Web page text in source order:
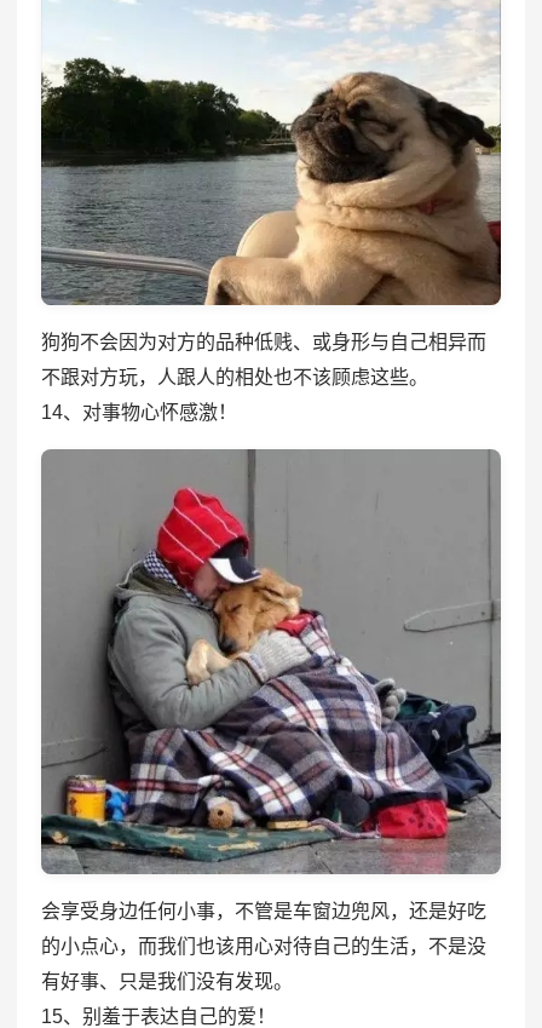
狗狗不会因为对方的品种低贱、或身形与自己相异而
不跟对方玩，人跟人的相处也不该顾虑这些。
14、对事物心怀感激！
会享受身边任何小事，不管是车窗边兜风，还是好吃
的小点心，而我们也该用心对待自己的生活，不是没
有好事、只是我们没有发现。
15、别羞于表达自己的爱！